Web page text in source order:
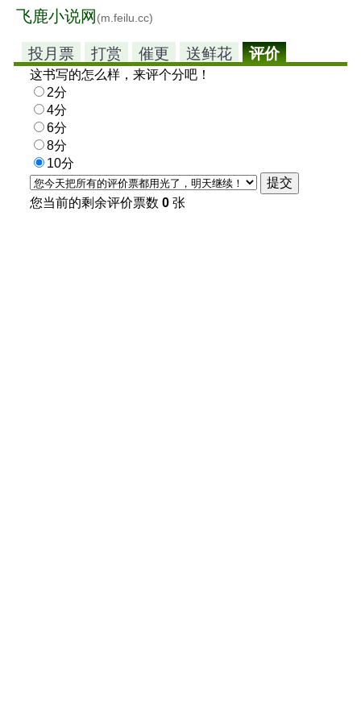
飞鹿小说网 (m.feilu.cc)
投月票 打赏 催更 送鲜花 评价
这书写的怎么样，来评个分吧！
2分
4分
6分
8分
10分
您当前的剩余评价票数 0 张